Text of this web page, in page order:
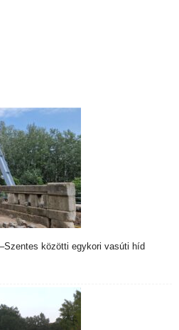
közötti egykori vasúti híd